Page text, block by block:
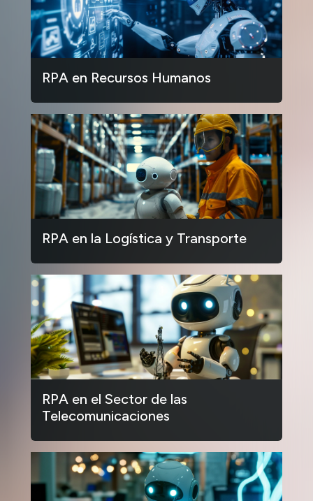
RPA en Recursos Humanos
RPA en la Logística y Transporte
RPA en el Sector de las
Telecomunicaciones